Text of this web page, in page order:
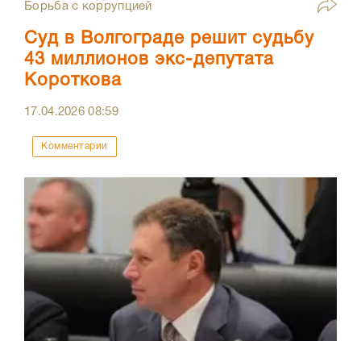
Борьба с коррупцией
Суд в Волгограде решит судьбу
43 миллионов экс-депутата
Короткова
17.04.202608:59
Комментарии